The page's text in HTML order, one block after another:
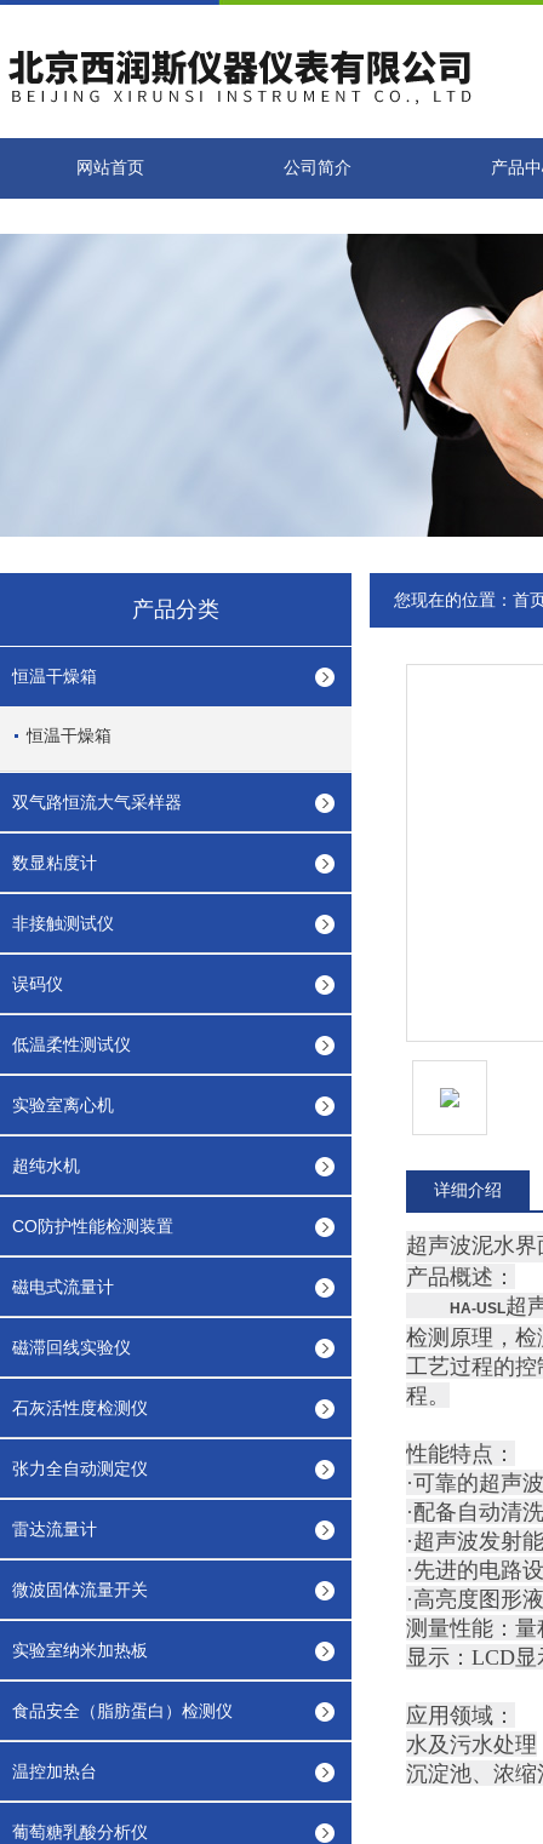
网站首页 公司简介 产品
产品分类
恒温干燥箱
恒温干燥箱
双气路恒流大气采样器
数显粘度计
非接触测试仪
误码仪
低温柔性测试仪
实验室离心机
超纯水机
CO防护性能检测装置
磁电式流量计
磁滞回线实验仪
石灰活性度检测仪
张力全自动测定仪
雷达流量计
微波固体流量开关
实验室纳米加热板
食品安全（脂肪蛋白）检测仪
温控加热台
葡萄糖乳酸分析仪
您现在的位置： 首
详细介绍
超声波泥水
产品概述：
HA-USL超
检测原理，
工艺过程的
程。
性能特点：
·可靠的超声
·配备自动清
·超声波发射
·先进的电路
·高亮度图形
测量性能：量
显示：LCD
应用领域：
水及污水处理
沉淀池、浓